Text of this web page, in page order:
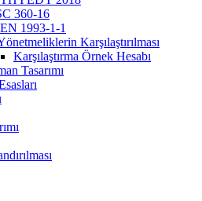
360-16
1993-1-1
Karşılaştırılması
Karşılaştırma Örnek Hesabı
Tasarımı